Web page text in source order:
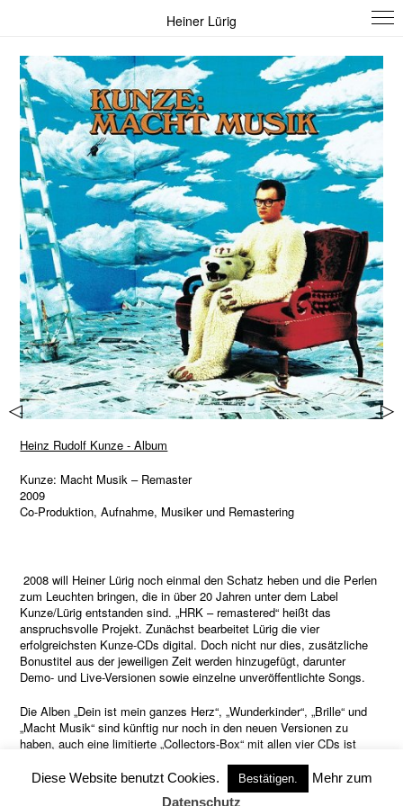
Heiner Lürig
▷ ▷
Heinz Rudolf Kunze - Album
Kunze: Macht Musik – Remaster
2009
Co-Produktion, Aufnahme, Musiker und Remastering
2008 will Heiner Lürig noch einmal den Schatz heben und die Perlen
zum Leuchten bringen, die in über 20 Jahren unter dem Label
Kunze/Lürig entstanden sind. „HRK – remastered“ heißt das
anspruchsvolle Projekt. Zunächst bearbeitet Lürig die vier
erfolgreichsten Kunze-CDs digital. Doch nicht nur dies, zusätzliche
Bonustitel aus der jeweiligen Zeit werden hinzugefügt, darunter
Demo- und Live-Versionen sowie einzelne unveröffentlichte Songs.
Die Alben „Dein ist mein ganzes Herz“, „Wunderkinder“, „Brille“ und
„Macht Musik“ sind künftig nur noch in den neuen Versionen zu
haben, auch eine limitierte „Collectors-Box“ mit allen vier CDs ist
Vergangenheit. Sie wurden mit Fotos und Erinnerungen aus dem
jeweiligen Entstehungsjahr aufwändig neu gestaltet.
Diese Website benutzt Cookies. Bestätigen.
Mehr zum
Datenschutz